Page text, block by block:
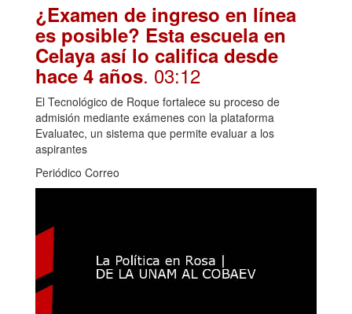
¿Examen de ingreso en línea
es posible? Esta escuela en
Celaya así lo califica desde
hace 4 años. 03:12
El Tecnológico de Roque fortalece su proceso de
admisión mediante exámenes con la plataforma
Evaluatec, un sistema que permite evaluar a los
aspirantes
Periódico Correo